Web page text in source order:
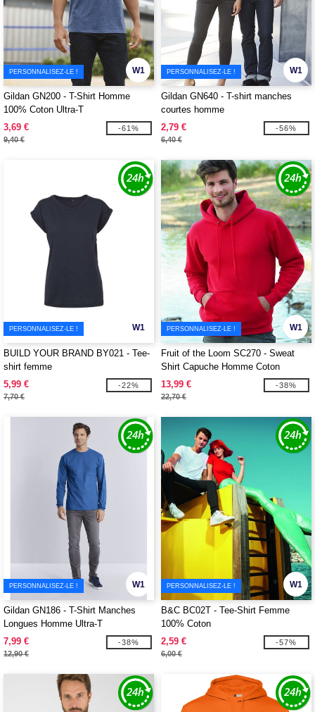
W1
PERSONNALISEZ-LE !
Gildan GN200 - T-Shirt Homme
100% Coton Ultra-T
3,69 €
9,40 €
-61%
W1
PERSONNALISEZ-LE !
Gildan GN640 - T-shirt manches
courtes homme
2,79 €
6,40 €
-56%
W1
PERSONNALISEZ-LE !
BUILD YOUR BRAND BY021 - Tee-
shirt femme
5,99 €
7,70 €
-22%
W1
PERSONNALISEZ-LE !
Fruit of the Loom SC270 - Sweat
Shirt Capuche Homme Coton
13,99 €
22,70 €
-38%
W1
PERSONNALISEZ-LE !
Gildan GN186 - T-Shirt Manches
Longues Homme Ultra-T
7,99 €
12,90 €
-38%
W1
PERSONNALISEZ-LE !
B&C BC02T - Tee-Shirt Femme
100% Coton
2,59 €
6,00 €
-57%